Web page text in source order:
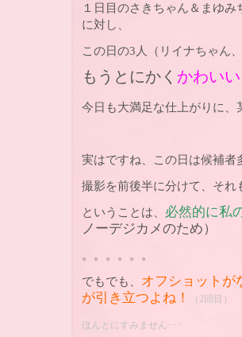
１日目のさきちゃん＆まゆみ
に対し、
この日の3人（リイナちゃん
もうとにかく かわい
今日も大満足な仕上がりに、
実はですね、この日は候補者
撮影を前後半に分けて、そ
ということは、 必然的に私
ノーデジカメのため）
。。。。。。
でもでも、 オフショットが
が引き立つよね！
（2回目）
ほんとにすみません･･･